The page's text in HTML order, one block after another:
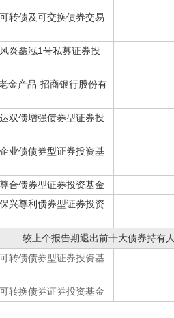
转债及可交换债券交易
炎鑫泓1号私募证券投
金产品-招商银行股份有
双债增强债券型证券投
业债债券型证券投资基
合债券型证券投资基金
兴尊利债券型证券投资
较上个报告期退出前十大债券持有人
转债债券型证券投资基
转换债券证券投资基金